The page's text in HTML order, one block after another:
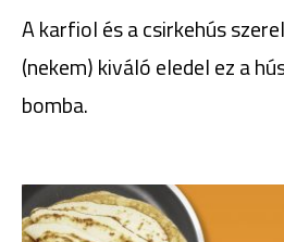
A karfiol és a csirkehús
(nekem) kiváló eledel ez a
bomba.